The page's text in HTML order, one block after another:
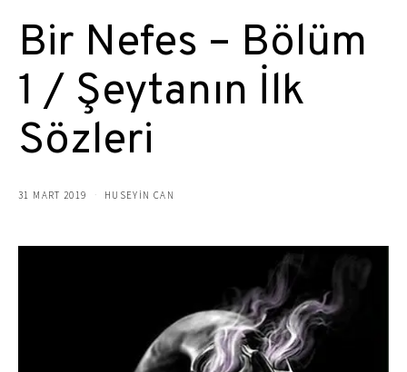
Bir Nefes – Bölüm
1 / Şeytanın İlk
Sözleri
31 MART 2019 HUSEYIN CAN